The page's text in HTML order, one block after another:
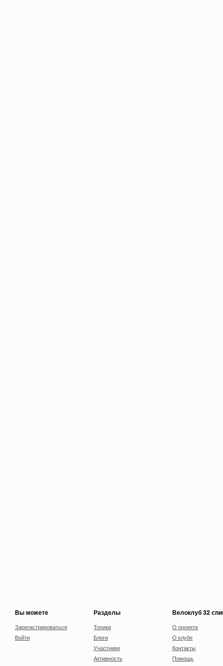
Вы можете
Зарегистрироваться
Войти
Разделы
Топики
Блоги
Участники
Активность
Велоклуб 32
О проекте
О клубе
Контакты
Помощь